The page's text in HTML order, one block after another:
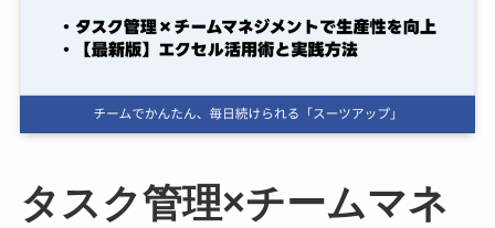
ログイン
スーツアップを無料ではじめる▶
サービス概要資料はこちら
タスク管理×チームマネ